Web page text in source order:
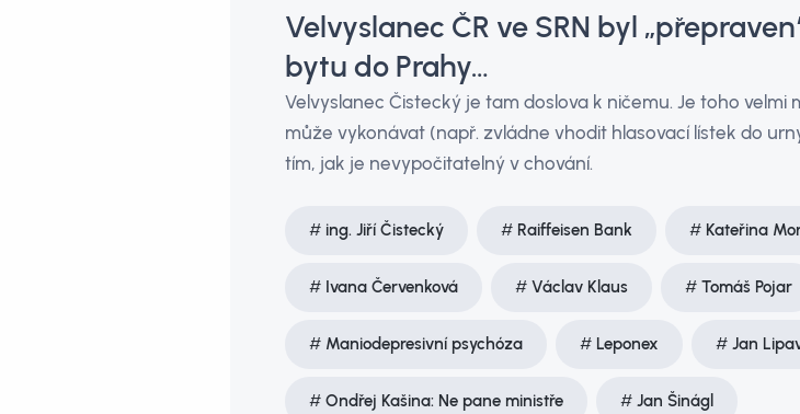
Velvyslanec ČR ve SRN byl
bytu do Prahy…
Velvyslanec Čistecký je tam doslova k ničemu. Je toho
může vykonávat (např. zvládne vhodit hlasovací lístek do
tím, jak je nevypočitatelný v chování.
ing. Jiří Čistecký Raiffeisen Bank Kateřina
Ivana Červenková Václav Klaus Tomáš Pojar
Maniodepresivní psychóza Leponex Jan
Ondřej Kašina: Ne pane ministře Jan Šinágl